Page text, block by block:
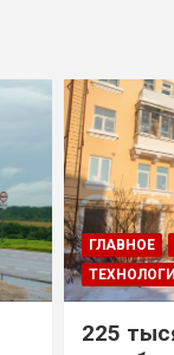
ГЛАВНОЕ
225